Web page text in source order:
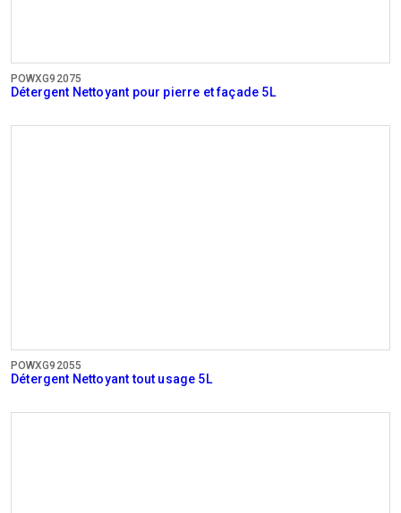
POWXG92075
Détergent Nettoyant pour pierre et façade 5L
POWXG92055
Détergent Nettoyant tout usage 5L